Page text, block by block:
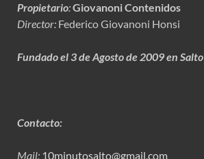
Propietario:Giovanoni Contenidos
Director: Federico Giovanoni Honsi
Fundado el 3 de Agosto de 2009 en Salto
Contacto:
Mail: 10minutosalto@gmail.com